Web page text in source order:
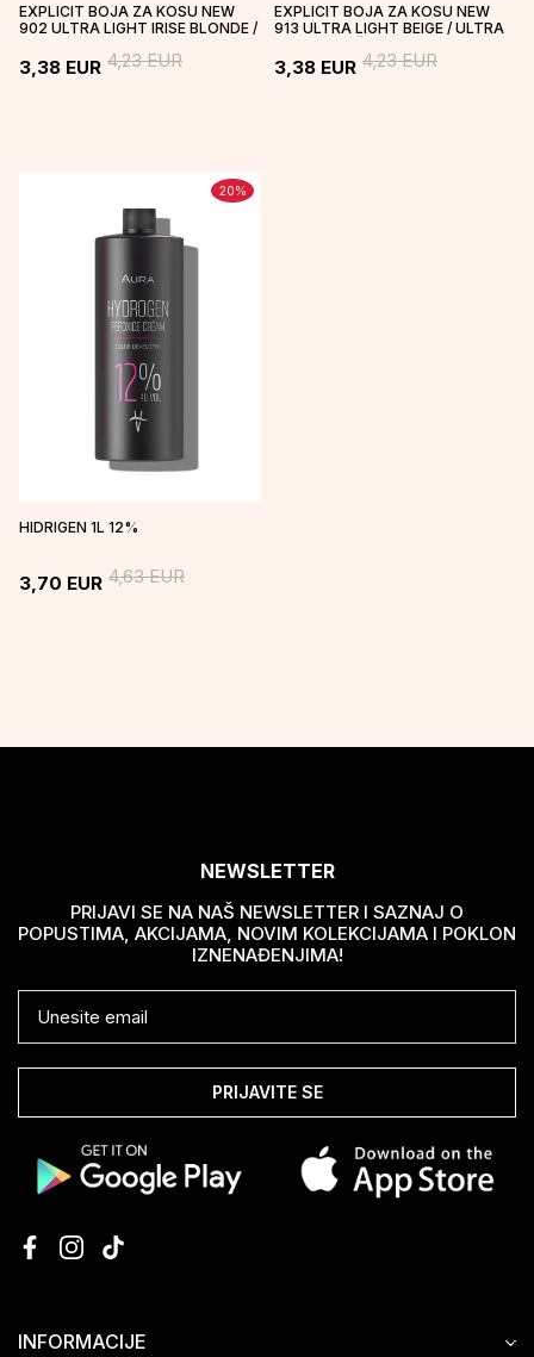
EXPLICIT BOJA ZA KOSU NEW
902 ULTRA LIGHT IRISE BLONDE /
3,38 EUR 4,23EUR
EXPLICIT BOJA ZA KOSU NEW
913 ULTRA LIGHT BEIGE / ULTRA
3,38 EUR 4,23EUR
20%
HIDRIGEN 1L 12%
3,70 EUR 4,63EUR
INFORMACIJE
NEWSLETTER
PRIJAVI SE NA NAŠ NEWSLETTER I SAZNAJ O
POPUSTIMA, AKCIJAMA, NOVIM KOLEKCIJAMA I POKLON
IZNENAĐENJIMA!
PRIJAVITE SE